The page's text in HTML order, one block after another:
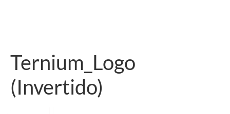
Ternium_Logo
(Invertido)